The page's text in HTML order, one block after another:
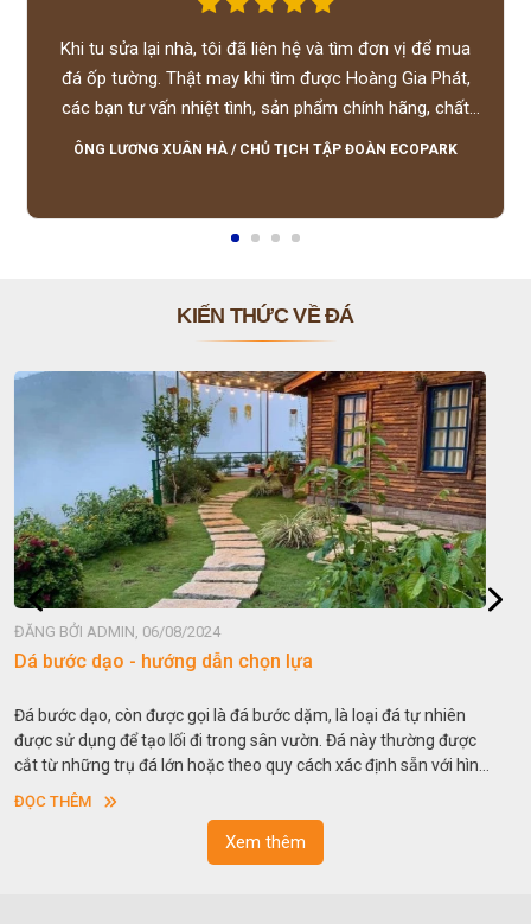
Khi tu sửa lại nhà, tôi đã liên hệ và tìm đơn vị để mua
đá ốp tường. Thật may khi tìm được Hoàng Gia Phát,
các bạn tư vấn nhiệt tình, sản phẩm chính hãng, chất
lượng tốt, giá hợp lý, hỗ trợ tận tình.
ÔNG LƯƠNG XUÂN HÀ / CHỦ TỊCH TẬP ĐOÀN ECOPARK
KIẾN THỨC VỀ ĐÁ
ĐĂNG BỞI ADMIN, 06/08/2024
Đá non bộ - cách lựa chọn non bộ đẹp
Hòn non bộ được biết đến là một nghệ thuật xây dựng, sắp đặt,
thu nhỏ, đưa mô hình những ngọn núi to lớn ngoài tự nhiên vào
trong các vườn cảnh. Hay nói một cách khác, người ta gọi là “giả
sơn”. Nghệ thuật hòn non bộ nhằm phục vụ cho mục đích thưởng
ngoạn và phong thủy trong cuộc sống.
ĐỌC THÊM
Xem thêm